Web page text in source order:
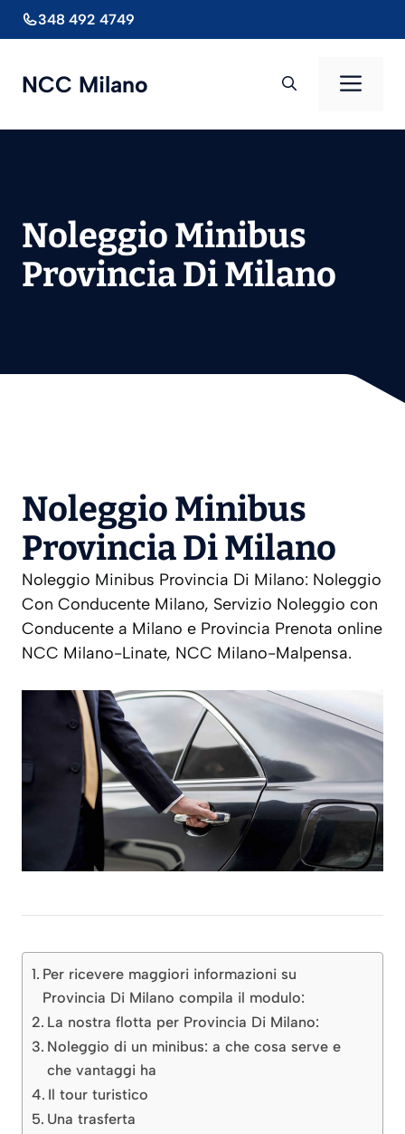
al
348 492 4749
NCC Milano
Noleggio Minibus
Provincia Di Milano
Noleggio Minibus
Provincia Di Milano
Noleggio Minibus Provincia Di Milano: Noleggio
Con Conducente Milano, Servizio Noleggio con
Conducente a Milano e Provincia Prenota online
NCC Milano-Linate, NCC Milano-Malpensa.
Per ricevere maggiori informazioni su
Provincia Di Milano compila il modulo:
La nostra flotta per Provincia Di Milano:
Noleggio di un minibus: a che cosa serve e
che vantaggi ha
Il tour turistico
Una trasferta